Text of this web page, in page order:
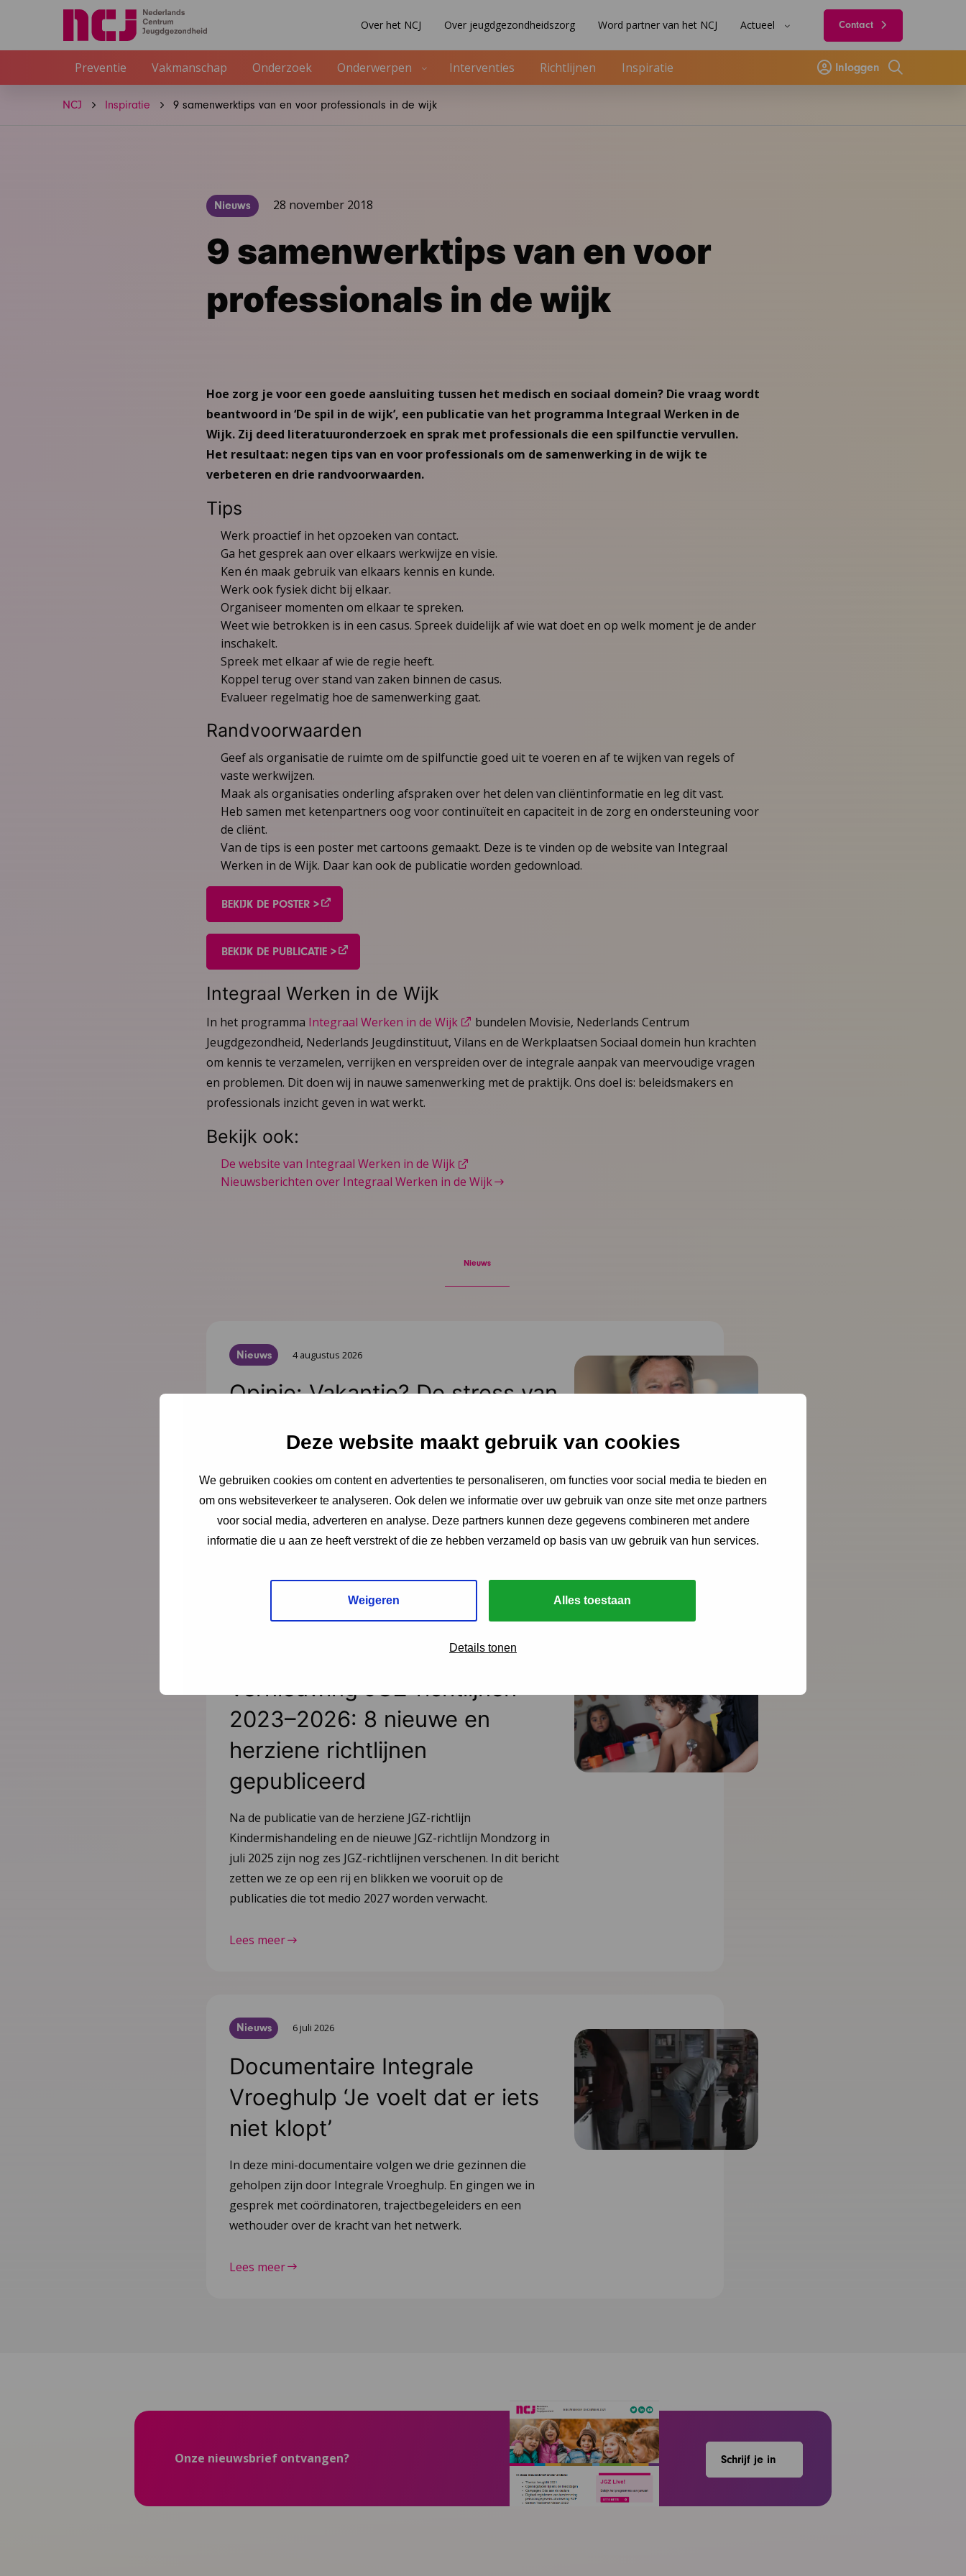
Deze website maakt gebruik van cookies
We gebruiken cookies om content en advertenties te personaliseren, om functies voor social media te bieden en
om ons websiteverkeer te analyseren. Ook delen we informatie over uw gebruik van onze site met onze partners
voor social media, adverteren en analyse. Deze partners kunnen deze gegevens combineren met andere
informatie die u aan ze heeft verstrekt of die ze hebben verzameld op basis van uw gebruik van hun services.
Weigeren Alles toestaan
Details tonen
Over het NCJ Over jeugdgezondheidszorg Word partner van het NCJ Actueel Contact
Preventie Vakmanschap Onderzoek Onderwerpen Interventies Richtlijnen Inspiratie Inloggen
Zoeken
NCJ Inspiratie 9 samenwerktips van en voor professionals in de wijk
Nieuws 28 november 2018
9 samenwerktips van en voor
professionals in de wijk
Hoe zorg je voor een goede aansluiting tussen het medisch en sociaal domein? Die vraag wordt
beantwoord in ‘De spil in de wijk’, een publicatie van het programma Integraal Werken in de
Wijk. Zij deed literatuuronderzoek en sprak met professionals die een spilfunctie vervullen.
Het resultaat: negen tips van en voor professionals om de samenwerking in de wijk te
verbeteren en drie randvoorwaarden.
Tips
Werk proactief in het opzoeken van contact.
Ga het gesprek aan over elkaars werkwijze en visie.
Ken én maak gebruik van elkaars kennis en kunde.
Werk ook fysiek dicht bij elkaar.
Organiseer momenten om elkaar te spreken.
Weet wie betrokken is in een casus. Spreek duidelijk af wie wat doet en op welk moment je de ander
inschakelt.
Spreek met elkaar af wie de regie heeft.
Koppel terug over stand van zaken binnen de casus.
Evalueer regelmatig hoe de samenwerking gaat.
Randvoorwaarden
Geef als organisatie de ruimte om de spilfunctie goed uit te voeren en af te wijken van regels of
vaste werkwijzen.
Maak als organisaties onderling afspraken over het delen van cliëntinformatie en leg dit vast.
Heb samen met ketenpartners oog voor continuïteit en capaciteit in de zorg en ondersteuning voor
de cliënt.
Van de tips is een poster met cartoons gemaakt. Deze is te vinden op de website van Integraal
Werken in de Wijk. Daar kan ook de publicatie worden gedownload.
BEKIJK DE POSTER >
BEKIJK DE PUBLICATIE >
Integraal Werken in de Wijk
In het programma Integraal Werken in de Wijk
bundelen Movisie, Nederlands Centrum
Jeugdgezondheid, Nederlands Jeugdinstituut, Vilans en de Werkplaatsen Sociaal domein hun krachten
om kennis te verzamelen, verrijken en verspreiden over de integrale aanpak van meervoudige vragen
en problemen. Dit doen wij in nauwe samenwerking met de praktijk. Ons doel is: beleidsmakers en
professionals inzicht geven in wat werkt.
Bekijk ook:
De website van Integraal Werken in de Wijk
Nieuwsberichten over Integraal Werken in de Wijk
Nieuws
Nieuws 4 augustus 2026
Opinie: Vakantie? De stress van
er alleen voor. Schiet hen te hulp, noteert Igor Ivakic,
directeur-bestuurder van het Nederlands Centrum
Jeugdgezondheid.
Vernieuwing JGZ-richtlijnen
2023–2026: 8 nieuwe en
herziene richtlijnen
gepubliceerd
Na de publicatie van de herziene JGZ-richtlijn
Kindermishandeling en de nieuwe JGZ-richtlijn Mondzorg in
juli 2025 zijn nog zes JGZ-richtlijnen verschenen. In dit bericht
zetten we ze op een rij en blikken we vooruit op de
publicaties die tot medio 2027 worden verwacht.
Lees meer
Nieuws 6 juli 2026
Documentaire Integrale
Vroeghulp ‘Je voelt dat er iets
niet klopt’
In deze mini-documentaire volgen we drie gezinnen die
geholpen zijn door Integrale Vroeghulp. En gingen we in
gesprek met coördinatoren, trajectbegeleiders en een
wethouder over de kracht van het netwerk.
Lees meer
Onze nieuwsbrief ontvangen? Schrijf je in